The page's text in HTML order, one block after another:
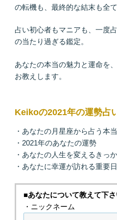
の転機も、最終的な結末も全
占い初心者もマニアも、一度
の当たり過ぎる鑑定。
あなたの本当の魅力と運命を
お教えします。
Keikoの2021年の運勢占
・あなたの月星座から占う本
・2021年のあなたの運勢
・あなたの人生を変えるきっ
・あなたに幸運が訪れる重要日
■あなたについて教えて下
・ニックネーム